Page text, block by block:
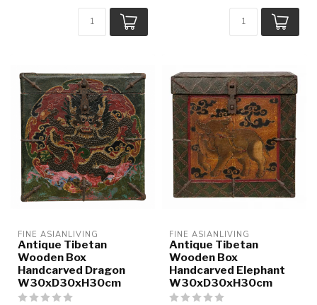
FINE ASIANLIVING
Antique Tibetan
Wooden Box
Handcarved Dragon
W30xD30xH30cm
FINE ASIANLIVING
Antique Tibetan
Wooden Box
Handcarved Elephant
W30xD30xH30cm